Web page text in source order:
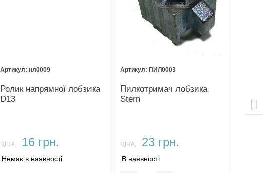
нл0009
Ролик напрямної лобзика
D13
ЦІНА: 16 грн.
Немає в наявності
ПИЛ0003
Пилкотримач лобзика
Stern
ЦІНА: 23 грн.
В наявності